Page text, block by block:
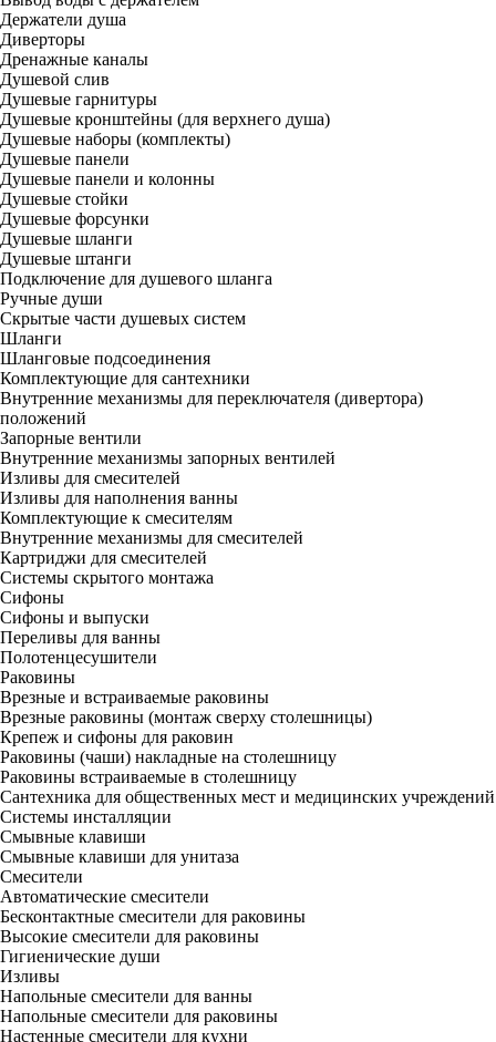
Держатели душа
Диверторы
Дренажные каналы
Душевой слив
Душевые гарнитуры
Душевые кронштейны (для верхнего душа)
Душевые наборы (комплекты)
Душевые панели
Душевые панели и колонны
Душевые стойки
Душевые форсунки
Душевые шланги
Душевые штанги
Подключение для душевого шланга
Ручные души
Скрытые части душевых систем
Шланги
Шланговые подсоединения
Комплектующие для сантехники
Внутренние механизмы для переключателя (дивертора)
положений
Запорные вентили
Внутренние механизмы запорных вентилей
Изливы для смесителей
Изливы для наполнения ванны
Комплектующие к смесителям
Внутренние механизмы для смесителей
Картриджи для смесителей
Системы скрытого монтажа
Сифоны
Сифоны и выпуски
Переливы для ванны
Полотенцесушители
Раковины
Врезные и встраиваемые раковины
Врезные раковины (монтаж сверху столешницы)
Крепеж и сифоны для раковин
Раковины (чаши) накладные на столешницу
Раковины встраиваемые в столешницу
Сантехника для общественных мест и медицинских учреждений
Системы инсталляции
Смывные клавиши
Смывные клавиши для унитаза
Смесители
Автоматические смесители
Бесконтактные смесители для раковины
Высокие смесители для раковины
Гигиенические души
Изливы
Напольные смесители для ванны
Напольные смесители для раковины
Настенные смесители для кухни